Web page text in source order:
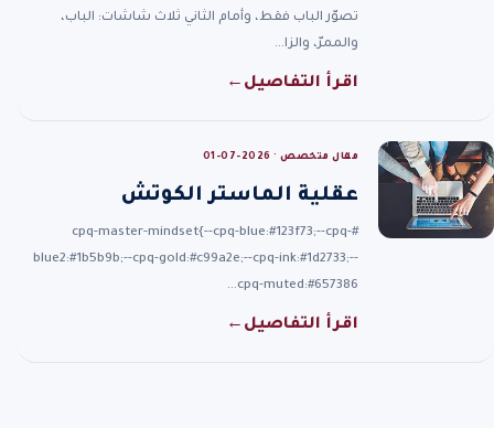
تصوّر الباب فقط، وأمام الثاني ثلاث شاشات: الباب،
والممرّ، والزا…
اقرأ التفاصيل ←
مقال متخصص · 2026-07-01
عقلية الماستر الكوتش
#cpq-master-mindset{--cpq-blue:#123f73;--cpq-
blue2:#1b5b9b;--cpq-gold:#c99a2e;--cpq-ink:#1d2733;--
cpq-muted:#657386…
اقرأ التفاصيل ←